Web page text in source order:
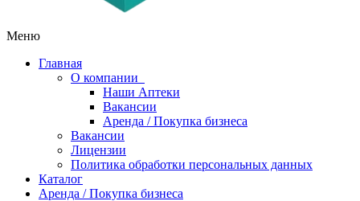
Меню
Главная
О компании
Наши Аптеки
Вакансии
Аренда / Покупка бизнеса
Вакансии
Лицензии
Политика обработки персональных данных
Каталог
Аренда / Покупка бизнеса